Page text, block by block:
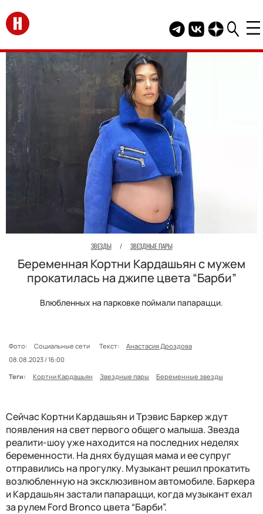
Перейти на главную
Telegram канал
Группа HELLO
Канал
ЗВЕЗДЫ / ЗВЕЗДНЫЕ ПАРЫ
Беременная Кортни Кардашьян с мужем
прокатилась на джипе цвета “Барби”
Влюбленных на парковке поймали папарацци.
Фото: Социальные сети Текст:
Анастасия Дроздова
08.08.2023 / 16:00
Теги:
Кортни Кардашьян Звездные пары Беременные звезды
Сейчас Кортни Кардашьян и Трэвис Баркер ждут
появления на свет первого общего малыша. Звезда
реалити-шоу уже находится на последних неделях
беременности. На днях будущая мама и ее супруг
отправились на прогулку. Музыкант решил прокатить
возлюбленную на эксклюзивном автомобиле. Баркера
и Кардашьян застали папарацци, когда музыкант ехал
за рулем Ford Bronco цвета “Барби”.